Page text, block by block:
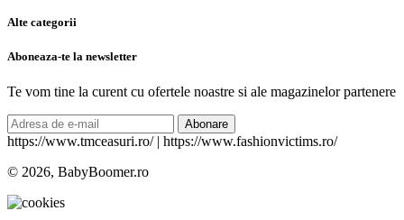
Alte categorii
Aboneaza-te la newsletter
Te vom tine la curent cu ofertele noastre si ale magazinelor partenere
Abonare
https://www.tmceasuri.ro/ | https://www.fashionvictims.ro/
© 2026, BabyBoomer.ro